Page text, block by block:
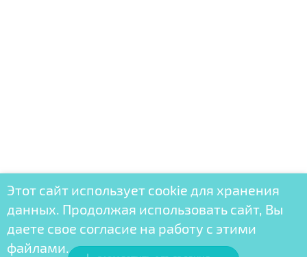
Этот сайт использует cookie для хранения
данных. Продолжая использовать сайт, Вы
даете свое согласие на работу с этими
файлами.